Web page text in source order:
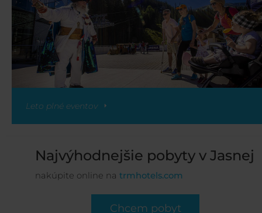
Leto plné eventov
Najvýhodnejšie pobyty v Jasnej
nakúpite online na trmhotels.com
Chcem pobyt